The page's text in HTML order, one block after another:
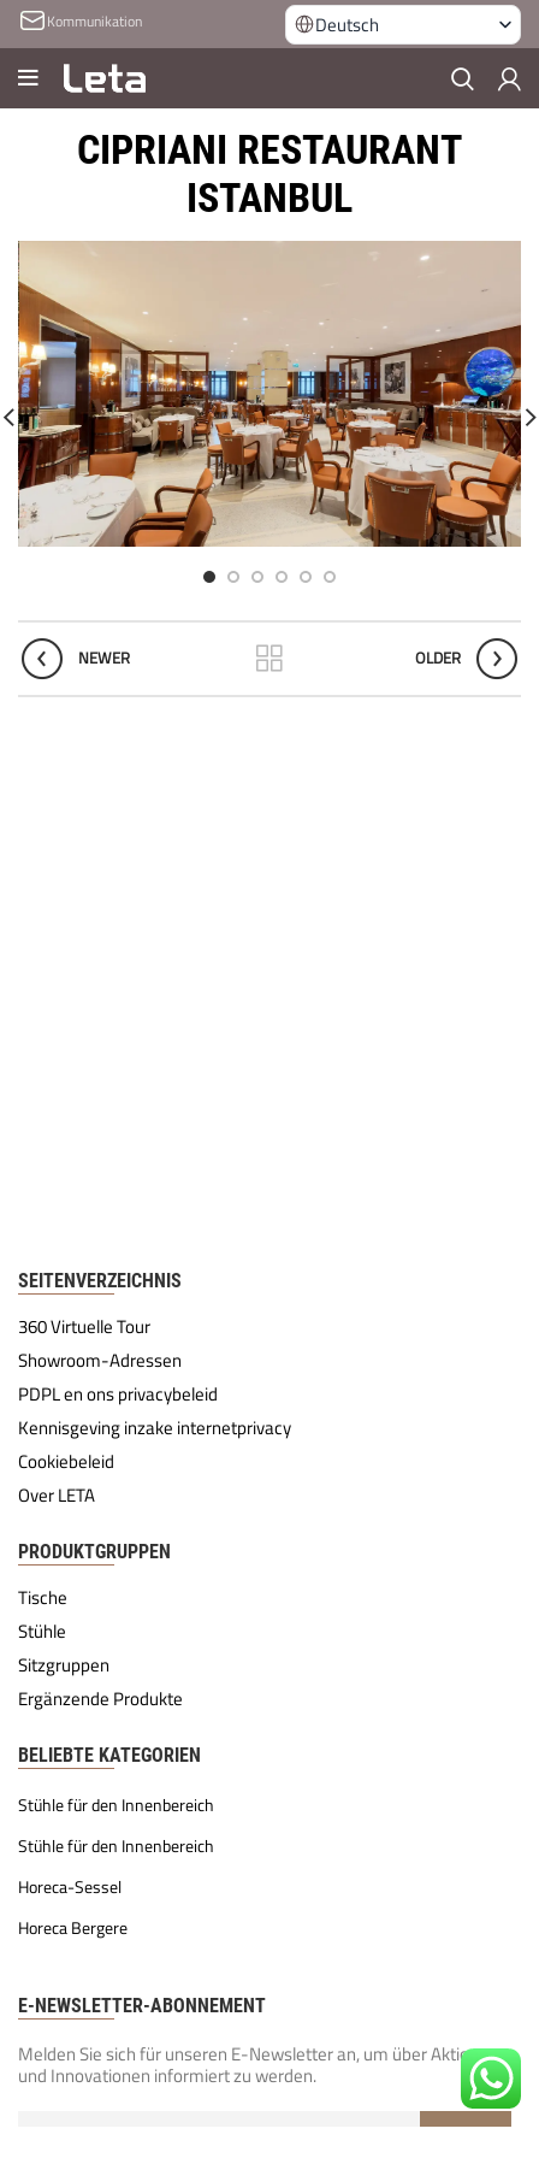
Kommunikation Deutsch
CIPRIANI RESTAURANT
ISTANBUL
NEWER OLDER
SEITENVERZEICHNIS
360 Virtuelle Tour
Showroom-Adressen
PDPL en ons privacybeleid
Kennisgeving inzake internetprivacy
Cookiebeleid
Over LETA
PRODUKTGRUPPEN
Tische
Stühle
Sitzgruppen
Ergänzende Produkte
BELIEBTE KATEGORIEN
Stühle für den Innenbereich
Stühle für den Innenbereich
Horeca-Sessel
Horeca Bergere
E-NEWSLETTER-ABONNEMENT
Melden Sie sich für unseren E-Newsletter an, um über Aktionen
und Innovationen informiert zu werden.